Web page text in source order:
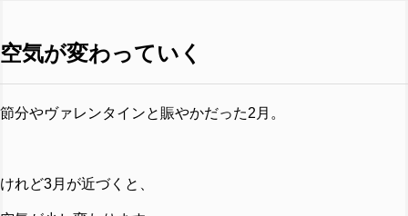
空気が変わっていく
節分やヴァレンタインと賑やかだった2月。
けれど3月が近づくと、